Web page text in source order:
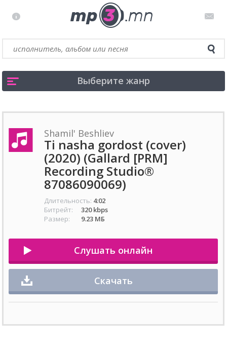
Выберите жанр
Shamil' Beshliev
Ti nasha gordost (cover)
(2020) (Gallard [PRM]
Recording Studio®
87086090069)
Длительность: 4:02
Битрейт:
320 kbps
Размер:
9.23 МБ
Слушать онлайн
Скачать